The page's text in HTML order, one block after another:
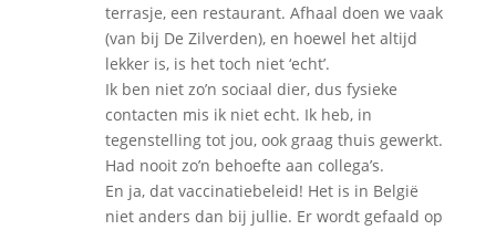
terrasje, een restaurant. Afhaal doen we vaak
(van bij De Zilverden), en hoewel het altijd
lekker is, is het toch niet ‘echt’.
Ik ben niet zo’n sociaal dier, dus fysieke
contacten mis ik niet echt. Ik heb, in
tegenstelling tot jou, ook graag thuis gewerkt.
Had nooit zo’n behoefte aan collega’s.
En ja, dat vaccinatiebeleid! Het is in België
niet anders dan bij jullie. Er wordt gefaald op